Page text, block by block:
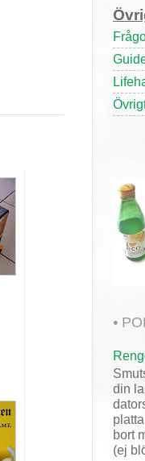
•
din
bort
(ej